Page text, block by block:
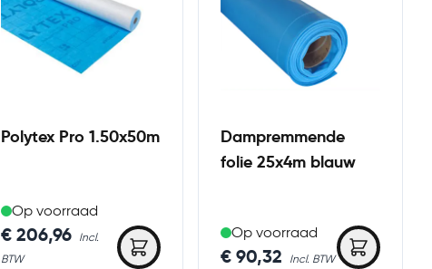
Polytex Pro 1.50x50m
Op voorraad
€ 206,96
Dampremmende
folie 25x4m blauw
Op voorraad
€ 90,32